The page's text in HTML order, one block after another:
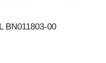
BN011803-00